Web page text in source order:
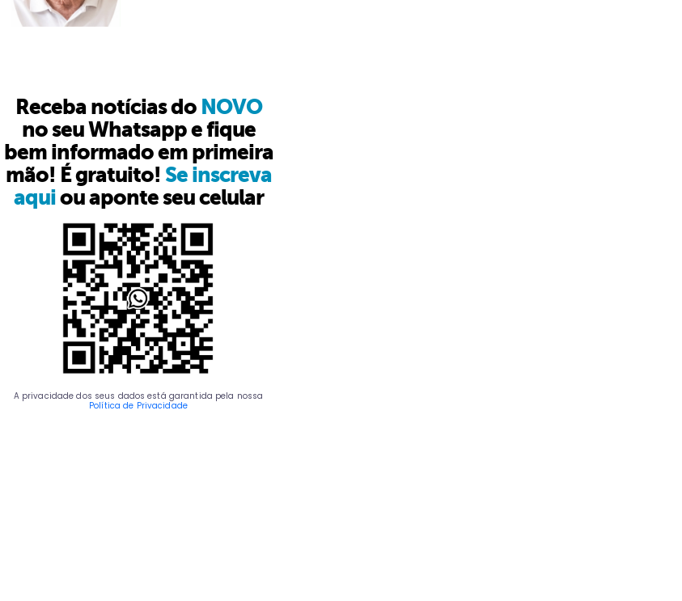
Receba notícias do NOVO
no seu Whatsapp e fique
bem informado em primeira
mão! É gratuito! Se inscreva
aquiou aponte seu celular
A privacidade dos seus dados está garantida pela nossa
Política de Privacidade